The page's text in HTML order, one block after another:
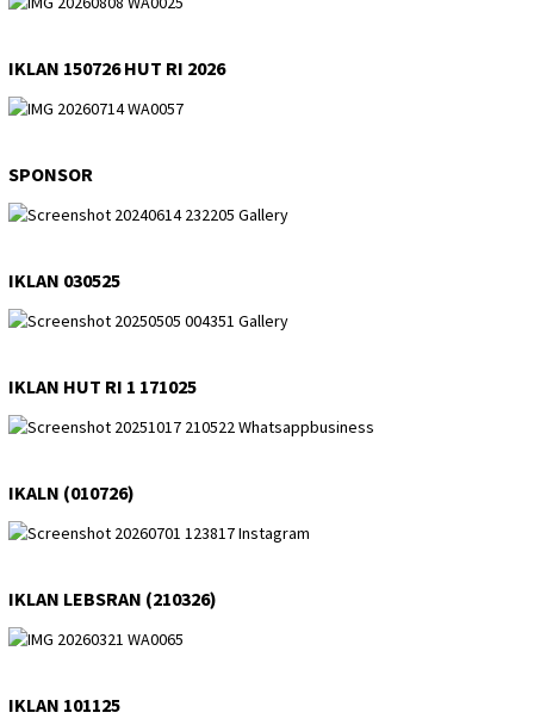
IKLAN 150726 HUT RI 2026
SPONSOR
IKLAN 030525
IKLAN HUT RI 1 171025
IKALN (010726)
IKLAN LEBSRAN (210326)
IKLAN 101125